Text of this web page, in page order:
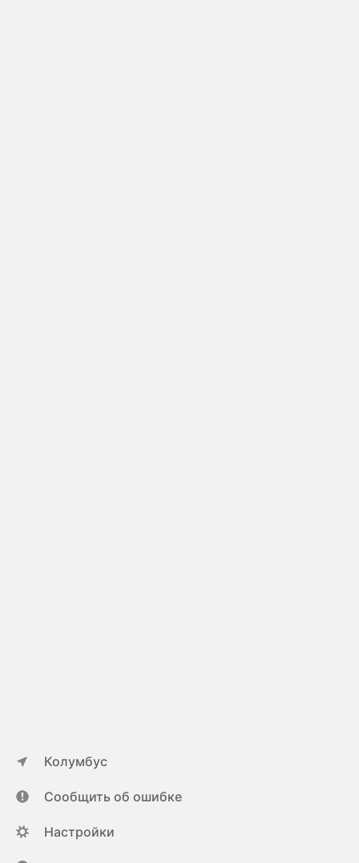
Колумбус
Сообщить об ошибке
Настройки